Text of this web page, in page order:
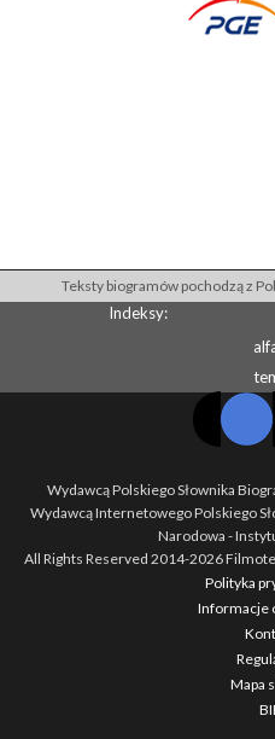
Teksty biogramów pochodzą z
Indeksy:
Wydawcą Polskiego Słownika
Wydawcą Internetowego Polskiego
Narodowa -
All Rights Reserved 2014-2026
Polityka
Informacje
Mapa